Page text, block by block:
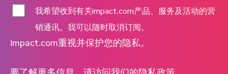
我希望收到有关impact.com产品、服务及活动的营
销通讯。我可以随时取消订阅。
impact.com重视并保护您的隐私。